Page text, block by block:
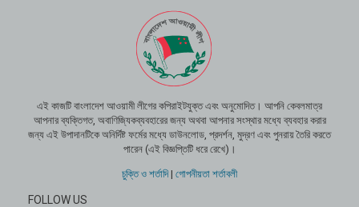
এই কাজটি বাংলাদেশ আওয়ামী লীগের কপিরাইটযুক্ত এবং অনুমোদিত। আপনি কেবলমাত্র
আপনার ব্যক্তিগত, অবাণিজ্যিকব্যবহারের জন্য অথবা আপনার সংস্থার মধ্যে ব্যবহার করার
জন্য এই উপাদানটিকে অনির্দিষ্ট ফর্মের মধ্যে ডাউনলোড, প্রদর্শন, মুদ্রণ এবং পুনরায় তৈরি করতে
পারেন (এই বিজ্ঞপ্তিটি ধরে রেখে)।
চুক্তি ও শর্তাদি| গোপনীয়তা শর্তাবলী
FOLLOW US